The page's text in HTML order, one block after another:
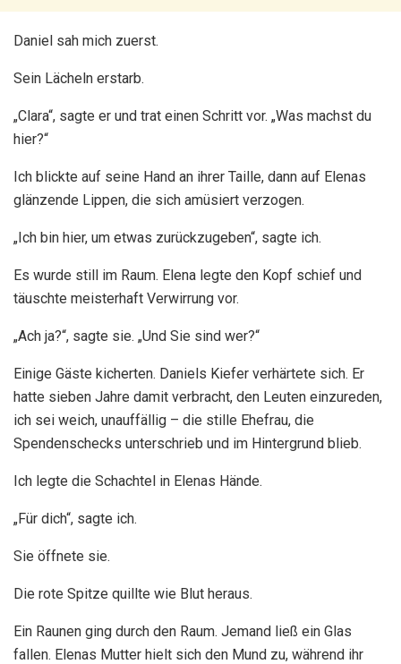
Daniel sah mich zuerst.
Sein Lächeln erstarb.
„Clara“, sagte er und trat einen Schritt vor. „Was machst du
hier?“
Ich blickte auf seine Hand an ihrer Taille, dann auf Elenas
glänzende Lippen, die sich amüsiert verzogen.
„Ich bin hier, um etwas zurückzugeben“, sagte ich.
Es wurde still im Raum. Elena legte den Kopf schief und
täuschte meisterhaft Verwirrung vor.
„Ach ja?“, sagte sie. „Und Sie sind wer?“
Einige Gäste kicherten. Daniels Kiefer verhärtete sich. Er
hatte sieben Jahre damit verbracht, den Leuten einzureden,
ich sei weich, unauffällig – die stille Ehefrau, die
Spendenschecks unterschrieb und im Hintergrund blieb.
Ich legte die Schachtel in Elenas Hände.
„Für dich“, sagte ich.
Sie öffnete sie.
Die rote Spitze quillte wie Blut heraus.
Ein Raunen ging durch den Raum. Jemand ließ ein Glas
fallen. Elenas Mutter hielt sich den Mund zu, während ihr